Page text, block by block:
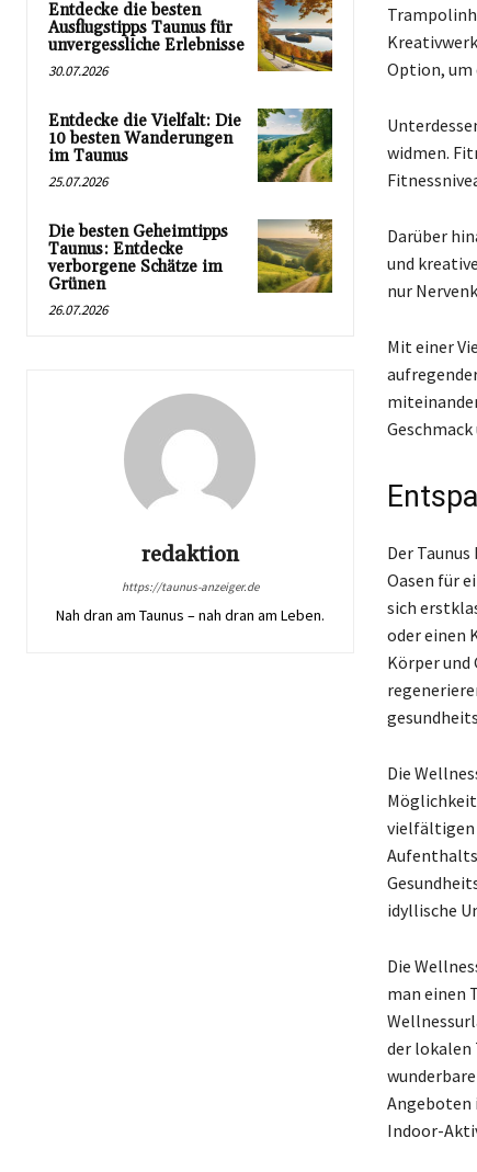
Entdecke die besten
Ausflugstipps Taunus für
unvergessliche Erlebnisse
30.07.2026
Entdecke die Vielfalt: Die
10 besten Wanderungen
im Taunus
25.07.2026
Die besten Geheimtipps
Taunus: Entdecke
verborgene Schätze im
Grünen
26.07.2026
redaktion
https://taunus-anzeiger.de
Nah dran am Taunus – nah dran am Leben.
Option, um
widmen.
Darüber
und
nur
Mit einer
Der
Oasen für
sich
oder einen
Körper und
Die
vielfältigen
idyllische
Die
man einen
der lokalen
Angeboten
Indoor-